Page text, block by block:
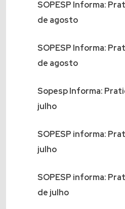
SOPESP Informa:
de agosto
SOPESP Informa:
de agosto
Sopesp Informa:
julho
SOPESP informa:
julho
SOPESP informa:
de julho